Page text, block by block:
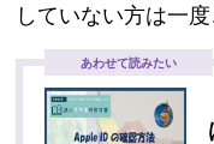
していない方は一
あわせて読みたい